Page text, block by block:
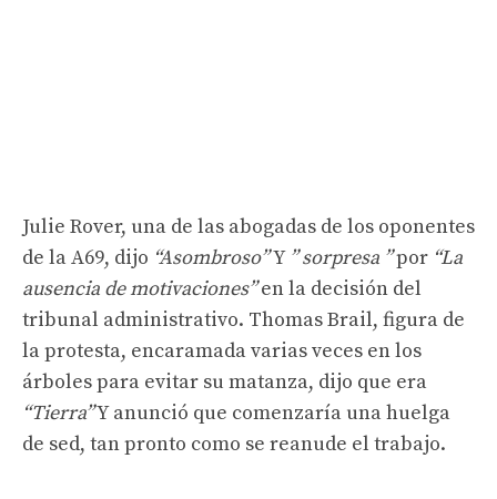
Julie Rover, una de las abogadas de los oponentes
de la A69, dijo “Asombroso”Y ” sorpresa ”por “La
ausencia de motivaciones”en la decisión del
tribunal administrativo. Thomas Brail, figura de
la protesta, encaramada varias veces en los
árboles para evitar su matanza, dijo que era
“Tierra”Y anunció que comenzaría una huelga
de sed, tan pronto como se reanude el trabajo.